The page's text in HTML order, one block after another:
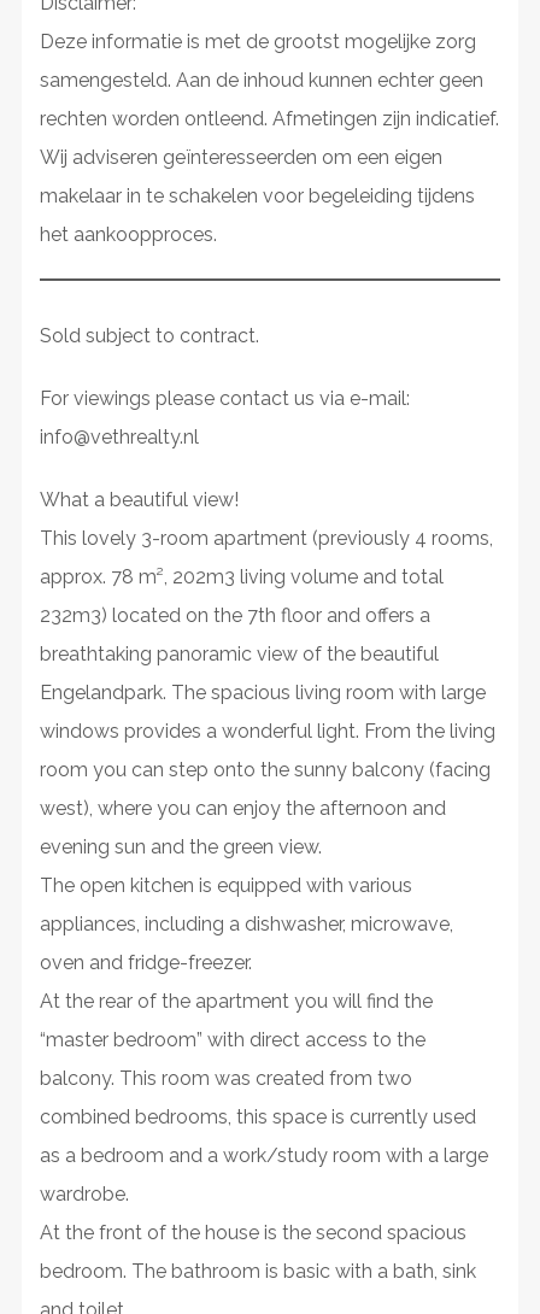
Deze informatie is met de grootst mogelijke zorg
samengesteld. Aan de inhoud kunnen echter geen
rechten worden ontleend. Afmetingen zijn indicatief.
Wij adviseren geïnteresseerden om een eigen
makelaar in te schakelen voor begeleiding tijdens
het aankoopproces.
Sold subject to contract.
For viewings please contact us via e-mail:
info@vethrealty.nl
What a beautiful view!
This lovely 3-room apartment (previously 4 rooms,
approx. 78 m², 202m3 living volume and total
232m3) located on the 7th floor and offers a
breathtaking panoramic view of the beautiful
Engelandpark. The spacious living room with large
windows provides a wonderful light. From the living
room you can step onto the sunny balcony (facing
west), where you can enjoy the afternoon and
evening sun and the green view.
The open kitchen is equipped with various
appliances, including a dishwasher, microwave,
oven and fridge-freezer.
At the rear of the apartment you will find the
“master bedroom” with direct access to the
balcony. This room was created from two
combined bedrooms, this space is currently used
as a bedroom and a work/study room with a large
wardrobe.
At the front of the house is the second spacious
bedroom. The bathroom is basic with a bath, sink
and toilet.